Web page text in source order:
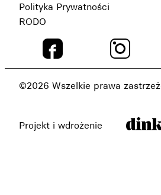
Polityka Prywatności
RODO
©2026 Wszelkie prawa
Projekt i wdrożenie